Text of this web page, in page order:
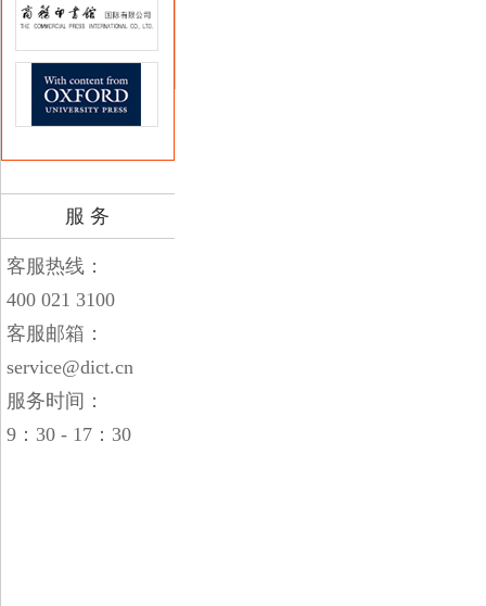
服 务
客服热线：
400 021 3100
客服邮箱：
service@dict.cn
服务时间：
9：30 - 17：30